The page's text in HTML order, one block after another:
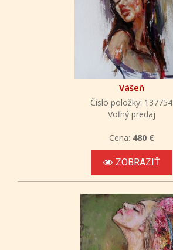
Vášeň
Číslo položky: 137754
Voľný predaj
Cena: 480 €
ZOBRAZIŤ